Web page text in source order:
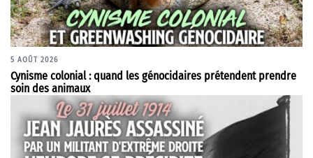
5 AOÛT 2026
Cynisme colonial : quand les génocidaires prétendent prendre
soin des animaux